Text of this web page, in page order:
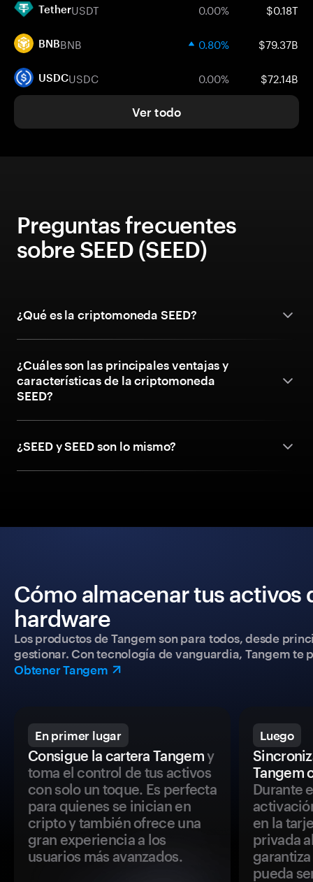
TetherUSDT 0.00% $0.18T
BNBBNB 0.80% $79.37B
USDCUSDC 0.00% $72.14B
Ver todo
Preguntas frecuentes
sobre SEED (SEED)
¿Qué es la criptomoneda SEED?
¿Cuáles son las principales ventajas y
características de la criptomoneda
SEED?
¿SEED y SEED son lo mismo?
Cómo almacenar tus activos
hardware
Los productos de Tangem son para todos, desde
gestionar. Con tecnología de vanguardia, Tangem
Obtener Tangem
En primer lugar
Consigue la cartera Tangemy
toma el control de tus activos
con solo un toque. Es perfecta
para quienes se inician en
cripto y también ofrece una
gran experiencia a los
usuarios más avanzados.
Luego
Tangem
Durante
en la
privada
pueda